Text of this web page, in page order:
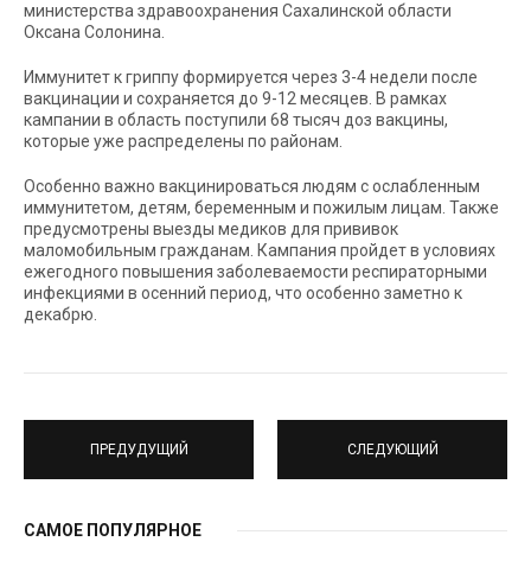
министерства здравоохранения Сахалинской области
Оксана Солонина.
Иммунитет к гриппу формируется через 3-4 недели после
вакцинации и сохраняется до 9-12 месяцев. В рамках
кампании в область поступили 68 тысяч доз вакцины,
которые уже распределены по районам.
Особенно важно вакцинироваться людям с ослабленным
иммунитетом, детям, беременным и пожилым лицам. Также
предусмотрены выезды медиков для прививок
маломобильным гражданам. Кампания пройдет в условиях
ежегодного повышения заболеваемости респираторными
инфекциями в осенний период, что особенно заметно к
декабрю.
ПРЕДУДУЩИЙ СЛЕДУЮЩИЙ
САМОЕ ПОПУЛЯРНОЕ